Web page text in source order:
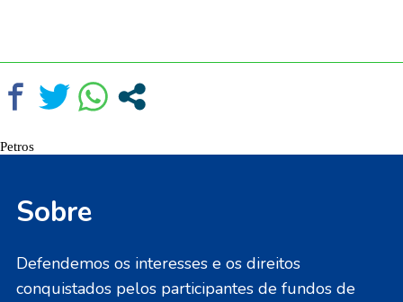
Petros
Sobre
Defendemos os interesses e os direitos
conquistados pelos participantes de fundos de